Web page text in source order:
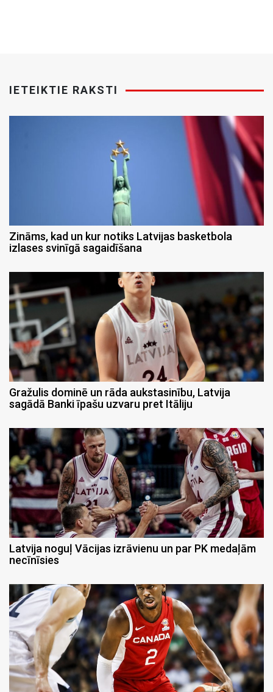
IETEIKTIE RAKSTI
Zināms, kad un kur notiks Latvijas basketbola
izlases svinīgā sagaidīšana
Gražulis dominē un rāda aukstasinību, Latvija
sagādā Banki īpašu uzvaru pret Itāliju
Latvija noguļ Vācijas izrāvienu un par PK medaļām
necīnīsies